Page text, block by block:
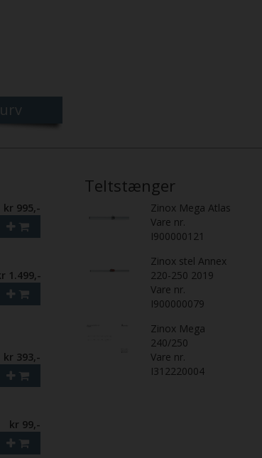
kr 995,-
1.499,-
kr 393,-
kr 99,-
Teltstænger
Zinox Mega Atlas
Vare nr.
I900000121
Zinox stel Annex
220-250 2019
Vare nr.
I900000079
Zinox Mega
240/250
Vare nr.
I312220004